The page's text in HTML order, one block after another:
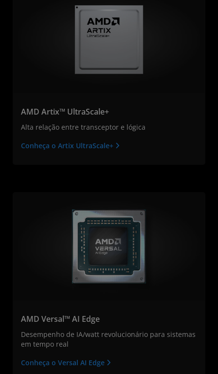
AMD Artix™ UltraScale+
Alta relação entre transceptor e lógica
Conheça o Artix UltraScale+
AMD Versal™ AI Edge
Desempenho de IA/watt revolucionário para sistemas
em tempo real
Conheça o Versal AI Edge